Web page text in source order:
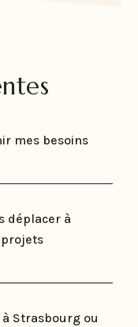
mes besoins
déplacer à
Strasbourg ou